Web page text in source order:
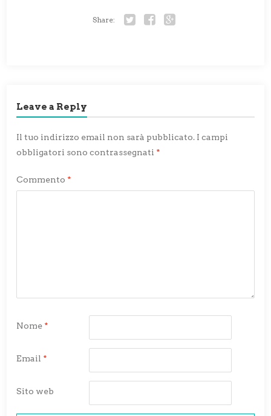
Share:
Leave a Reply
Il tuo indirizzo email non sarà pubblicato. I campi
obbligatori sono contrassegnati *
Commento *
Nome *
Email *
Sito web